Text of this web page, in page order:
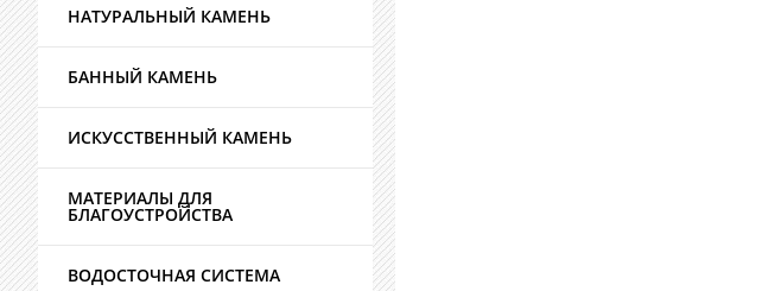
НАТУРАЛЬНЫЙ КАМЕНЬ
БАННЫЙ КАМЕНЬ
ИСКУССТВЕННЫЙ КАМЕНЬ
МАТЕРИАЛЫ ДЛЯ
БЛАГОУСТРОЙСТВА
ВОДОСТОЧНАЯ СИСТЕМА